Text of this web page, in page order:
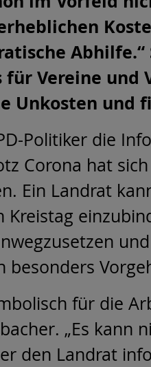
Abhilfe.“
Vereine und
Unkosten und
Politiker die
Corona hat
Ein Landrat
besonders
für die
„Es
den Landrat